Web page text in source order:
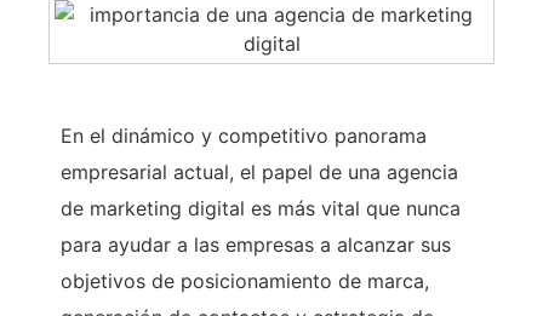
En el dinámico y competitivo panorama
empresarial actual, el papel de una agencia
de marketing digital es más vital que nunca
para ayudar a las empresas a alcanzar sus
objetivos de posicionamiento de marca,